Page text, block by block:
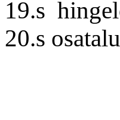
19.s
20.s